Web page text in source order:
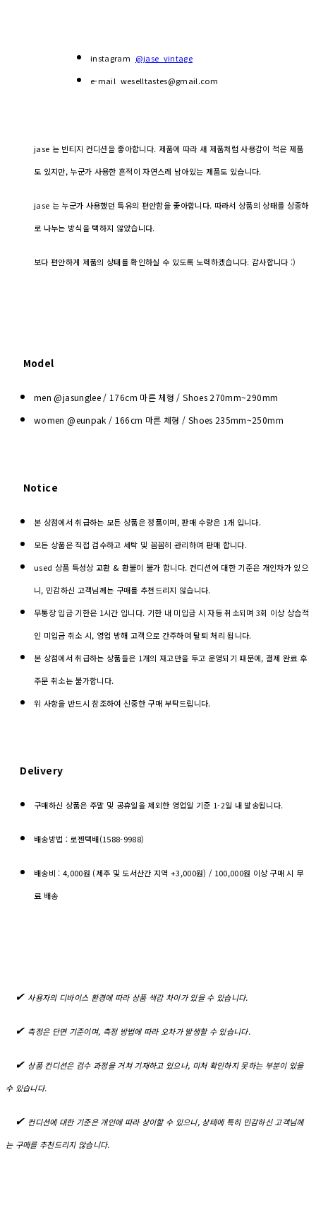
instagram @jase_vintage
e-mail weselltastes@gmail.com
jase 는 빈티지 컨디션을 좋아합니다. 제품에 따라 새 제품처럼 사용감이 적은 제품
도 있지만, 누군가 사용한 흔적이 자연스레 남아있는 제품도 있습니다.
jase 는 누군가 사용했던 특유의 편안함을 좋아합니다. 따라서 상품의 상태를 상중하
로 나누는 방식을 택하지 않았습니다.
보다 편안하게 제품의 상태를 확인하실 수 있도록 노력하겠습니다. 감사합니다 :)
Model
men @jasunglee / 176cm 마른 체형 / Shoes 270mm~290mm
women @eunpak / 166cm 마른 체형 / Shoes 235mm~250mm
Notice
본 상점에서 취급하는 모든 상품은 정품이며, 판매 수량은 1개 입니다.
모든 상품은 직접 검수하고 세탁 및 꼼꼼히 관리하여 판매 합니다.
used 상품 특성상 교환 & 환불이 불가 합니다. 컨디션에 대한 기준은 개인차가 있으
니, 민감하신 고객님께는 구매를 추천드리지 않습니다.
무통장 입금 기한은 1시간 입니다. 기한 내 미입금 시 자동 취소되며 3회 이상 상습적
인 미입금 취소 시, 영업 방해 고객으로 간주하여 탈퇴 처리 됩니다.
본 상점에서 취급하는 상품들은 1개의 재고만을 두고 운영되기 때문에, 결제 완료 후
주문 취소는 불가합니다.
위 사항을 반드시 참조하여 신중한 구매 부탁드립니다.
Delivery
구매하신 상품은 주말 및 공휴일을 제외한 영업일 기준 1-2일 내 발송됩니다.
배송방법 : 로젠택배(1588-9988)
배송비 : 4,000원 (제주 및 도서산간 지역 +3,000원) / 100,000원 이상 구매 시 무
료 배송
✔︎ 사용자의 디바이스 환경에 따라 상품 색감 차이가 있을 수 있습니다.
✔︎ 측정은 단면 기준이며, 측정 방법에 따라 오차가 발생할 수 있습니다.
✔︎ 상품 컨디션은 검수 과정을 거쳐 기재하고 있으나, 미처 확인하지 못하는 부분이 있을
수 있습니다.
✔︎ 컨디션에 대한 기준은 개인에 따라 상이할 수 있으니, 상태에 특히 민감하신 고객님께
는 구매를 추천드리지 않습니다.